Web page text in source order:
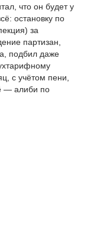
что он будет у
остановку по
за
партизан,
подбил даже
с учётом пени,
— алиби по